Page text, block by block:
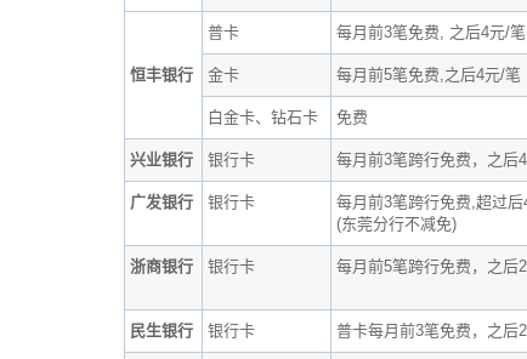
恒丰银行
普卡 每月前3笔免费, 之后4元/笔
金卡 每月前5笔免费,之后4元/笔
白金卡、钻石卡 免费
兴业银行 银行卡 每月前3笔跨行免费，之后
广发银行 银行卡
每月前3笔跨行免费,超过后
(东莞分行不减免)
浙商银行 银行卡 每月前5笔跨行免费，之后
民生银行 银行卡 普卡每月前3笔免费，之后